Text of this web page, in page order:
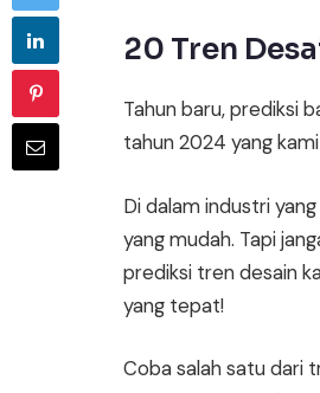
20 Tren
Tahun baru, prediksi
tahun 2024 yang
Di dalam industri
yang mudah. Tapi
prediksi tren desain
yang tepat!
Coba salah satu dari